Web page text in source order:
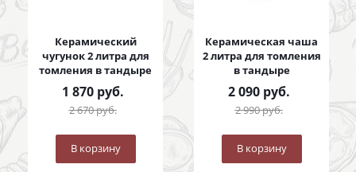
Керамический
чугунок 2 литра для
томления в тандыре
1 870руб.
2 670руб.
В корзину
Керамическая чаша
2 литра для томления
в тандыре
2 090руб.
2 990руб.
В корзину